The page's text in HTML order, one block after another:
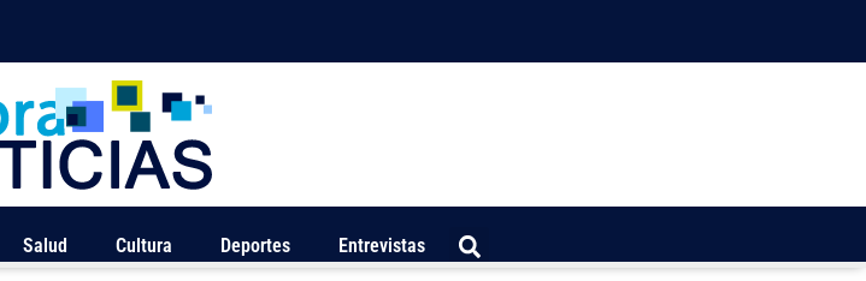
Salud Cultura Deportes Entrevistas